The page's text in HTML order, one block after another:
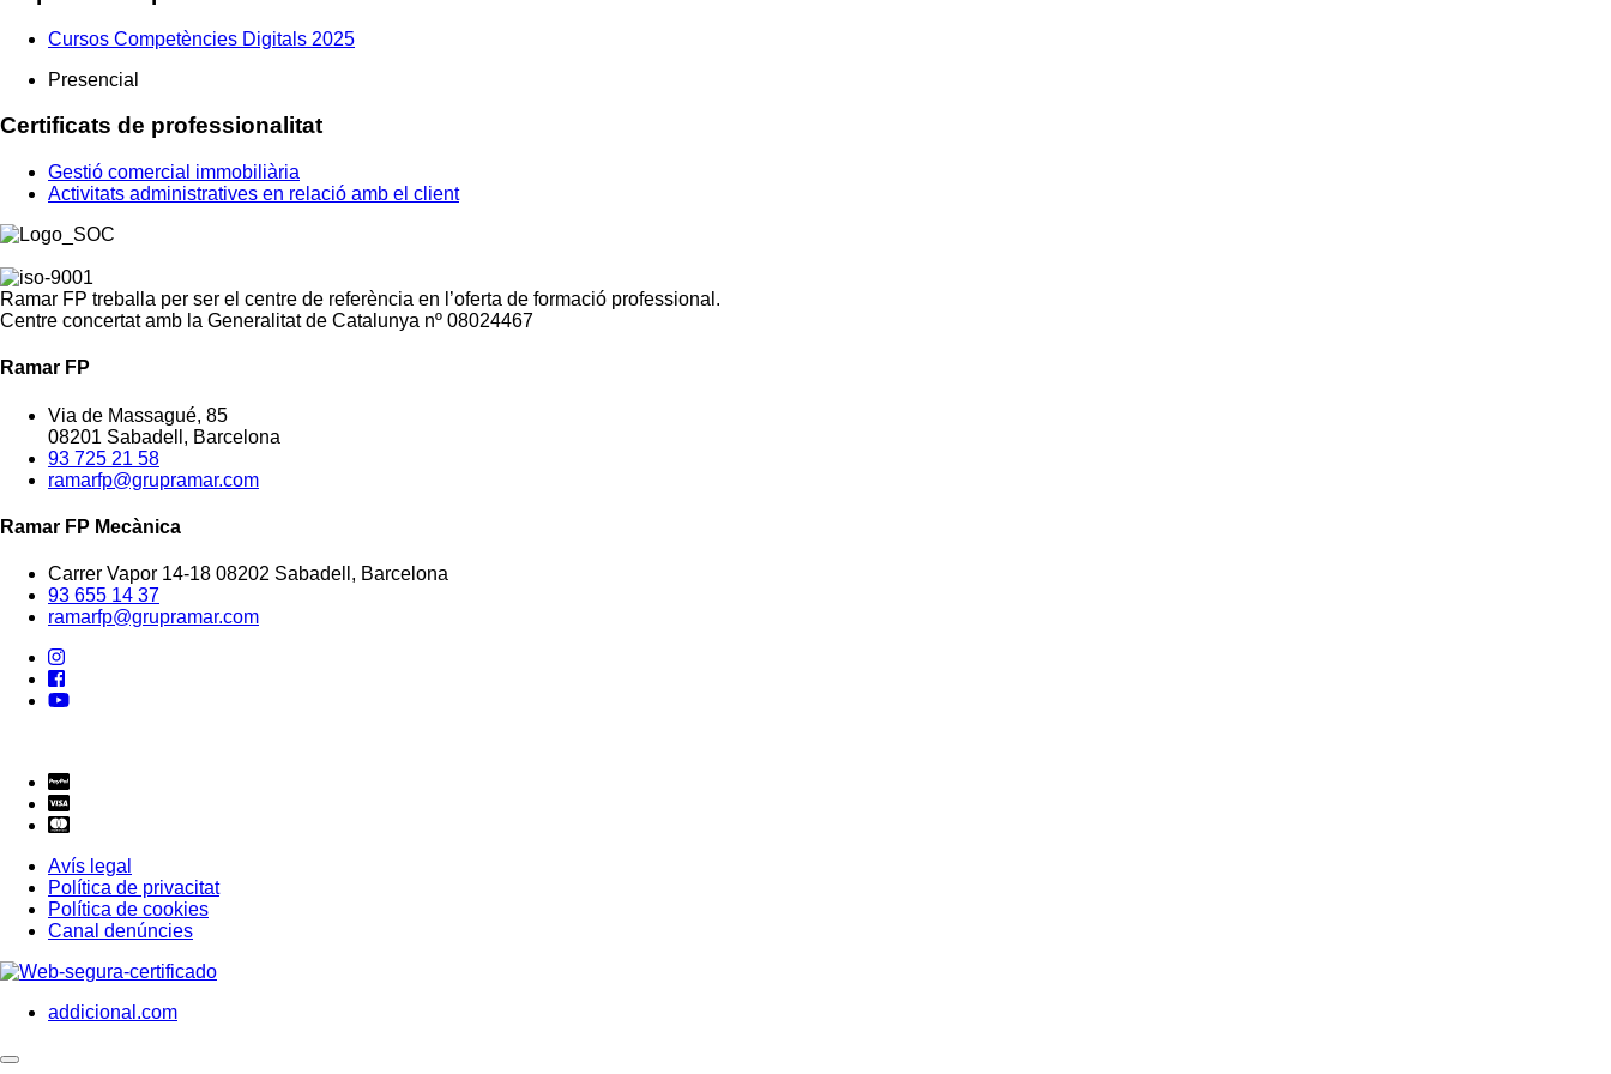
Cursos Competències Digitals 2025
Presencial
Certificats de professionalitat
Gestió comercial immobiliària
Activitats administratives en relació amb el client
Ramar FP treballa per ser el centre de referència en l’oferta de formació professional.
Centre concertat amb la Generalitat de Catalunya nº 08024467
Ramar FP
Via de Massagué, 85
08201 Sabadell, Barcelona
93 725 21 58
ramarfp@grupramar.com
Ramar FP Mecànica
Carrer Vapor 14-18 08202 Sabadell, Barcelona
93 655 14 37
ramarfp@grupramar.com
Avís legal
Política de privacitat
Política de cookies
Canal denúncies
addicional.com